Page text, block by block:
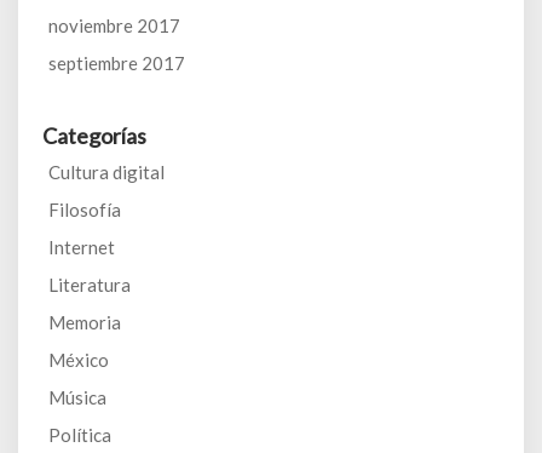
noviembre 2017
septiembre 2017
Categorías
Cultura digital
Filosofía
Internet
Literatura
Memoria
México
Música
Política